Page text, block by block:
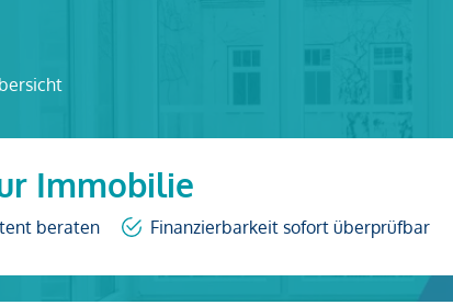
Immobilie
beraten Finanzierbarkeit sofort überprüfbar